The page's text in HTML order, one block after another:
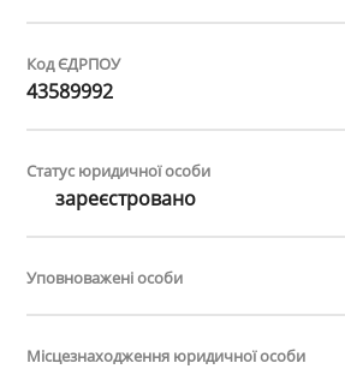
Код ЄДРПОУ
43589992
Статус юридичної особи
зареєстровано
Уповноважені особи
Місцезнаходження юридичної особи